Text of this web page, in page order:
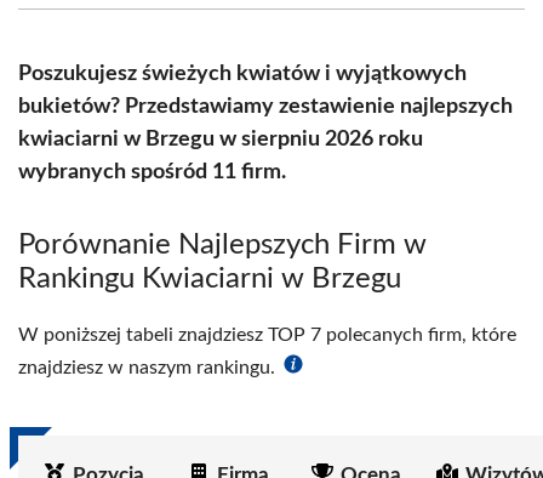
(Twitter)
Poszukujesz świeżych kwiatów i wyjątkowych
bukietów? Przedstawiamy zestawienie najlepszych
kwiaciarni w Brzegu w sierpniu 2026 roku
wybranych spośród 11 firm.
Porównanie Najlepszych Firm w
Rankingu Kwiaciarni w Brzegu
W poniższej tabeli znajdziesz TOP 7 polecanych firm, które
znajdziesz w naszym rankingu.